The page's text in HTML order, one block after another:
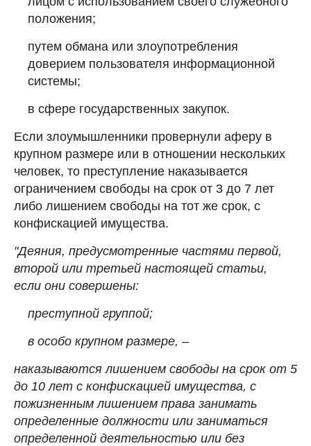
положения;
путем обмана или злоупотребления
доверием пользователя информационной
системы;
в сфере государственных закупок.
Если злоумышленники провернули аферу в
крупном размере или в отношении нескольких
человек, то преступление наказывается
ограничением свободы на срок от 3 до 7 лет
либо лишением свободы на тот же срок, с
конфискацией имущества.
"Деяния, предусмотренные частями первой,
второй или третьей настоящей статьи,
если они совершены:
преступной группой;
в особо крупном размере, –
наказываются лишением свободы на срок от 5
до 10 лет с конфискацией имущества, с
пожизненным лишением права занимать
определенные должности или заниматься
определенной деятельностью или без